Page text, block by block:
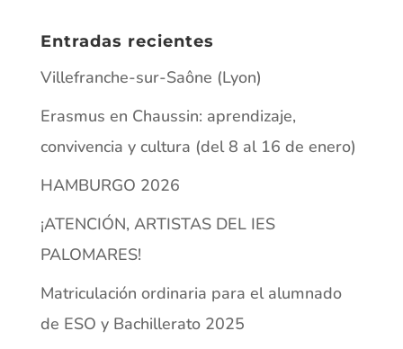
Entradas recientes
Villefranche-sur-Saône (Lyon)
Erasmus en Chaussin: aprendizaje,
convivencia y cultura (del 8 al 16 de enero)
HAMBURGO 2026
¡ATENCIÓN, ARTISTAS DEL IES
PALOMARES!
Matriculación ordinaria para el alumnado
de ESO y Bachillerato 2025